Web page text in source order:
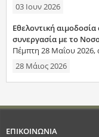
03 Ιουν 2026
Εθελοντική
συνεργασία με το
Πέμπτη 28 Μαΐου 2026,
28 Μάιος 2026
ΕΠΙΚΟΙΝΩΝΙΑ